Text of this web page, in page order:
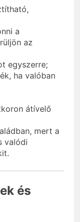
a
az
egyszerre;
ha valóban
átívelő
mert a
valódi
és